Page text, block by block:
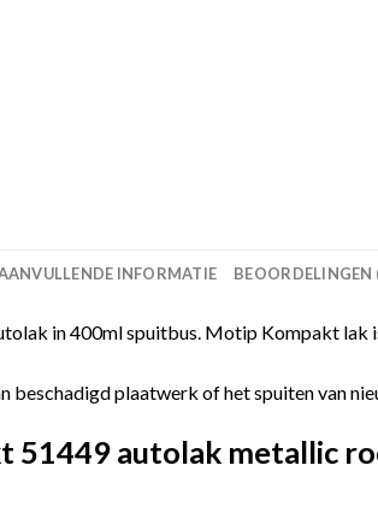
INFORMATIE BEOORDELINGEN
in 400ml spuitbus. Motip Kompakt lak
plaatwerk of het spuiten van
51449 autolak metallic